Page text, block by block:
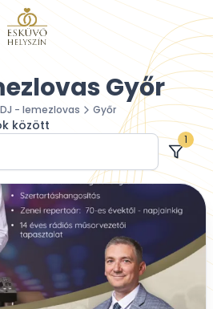
Győr
DJ - lemezlovas Győr
között
1